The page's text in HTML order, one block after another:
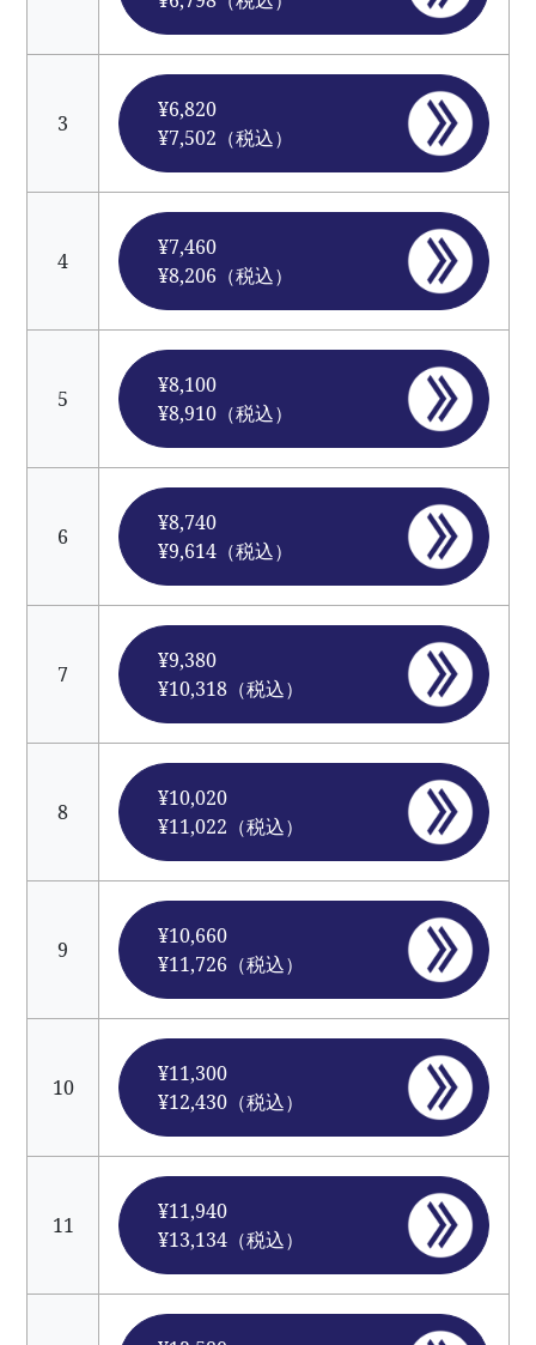
3
¥6,820
¥7,502（税込）
4
¥7,460
¥8,206（税込）
5
¥8,100
¥8,910（税込）
6
¥8,740
¥9,614（税込）
7
¥9,380
¥10,318（税込）
8
¥10,020
¥11,022（税込）
9
¥10,660
¥11,726（税込）
10
¥11,300
¥12,430（税込）
11
¥11,940
¥13,134（税込）